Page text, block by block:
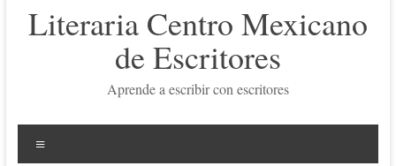
Literaria Centro Mexicano
de Escritores
Aprende a escribir con escritores